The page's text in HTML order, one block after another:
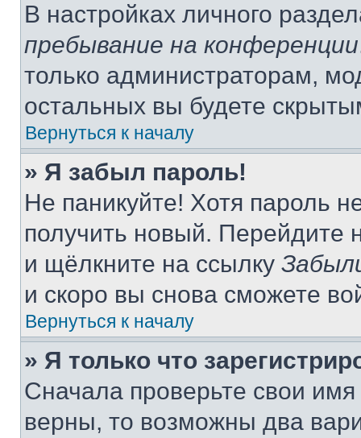
В настройках личного
пребывание на конференции
только администраторам,
остальных вы будете
Вернуться к началу
» Я забыл пароль!
Не паникуйте! Хотя пароль
получить новый. Перейдите
и щёлкните на ссылку
и скоро вы снова сможете
Вернуться к началу
» Я только что
Сначала проверьте свои
верны, то возможны два